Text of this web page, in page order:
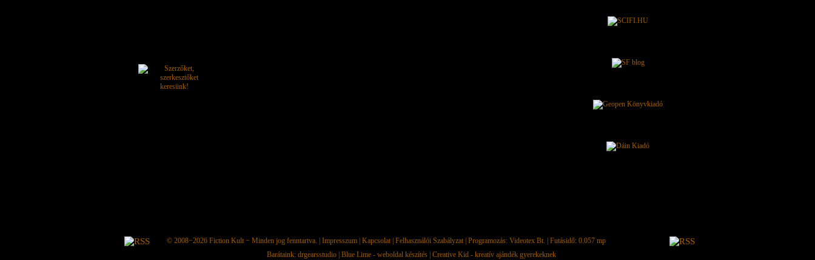
© 2008−2026 Fiction Kult− Minden jog fenntartva. | Impresszum| Kapcsolat| Felhasználói Szabályzat| Programozás: Videotex Bt. | Futásidő: 0.057 mp
Barátaink: drgearsstudio| Blue Lime - weboldal készítés| Creative Kid - kreatív ajándék gyerekeknek